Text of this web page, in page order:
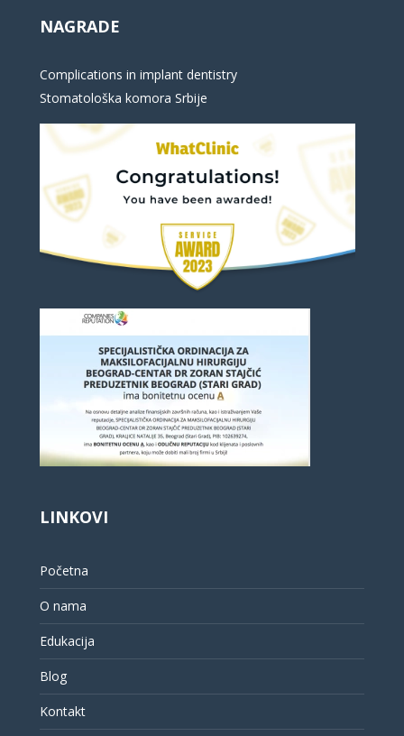
NAGRADE
Complications in implant dentistry
Stomatološka komora Srbije
LINKOVI
Početna
O nama
Edukacija
Blog
Kontakt